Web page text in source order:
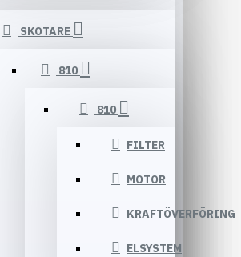
SKOTARE
810
810
FILTER
MOTOR
KRAFTÖVERFÖRING
ELSYSTEM